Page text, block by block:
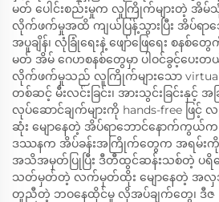
မတ် ပေါင်းစည်းမှုက လူကြိုက်များတဲ့ အိမ်
လိုက်ဖက်မှုအထိ ကျယ်ပြန့်သွားပြီး အိပ်ရာဘ
အပူချိန်၊ လုံခြုံရေးနဲ့ ဖျော်ဖြေရေး စန
မတ် အိမ် ဂေဟစနစ်တွေမှာ ပါဝင်ခွင့်ပေး
လိုက်ဖက်မှုသည် လူကြိုက်များသော virtual
တစ်ဆင့် မီးလင်းခြင်း၊ အားသွင်းခြင်းနှင့် အခ
လုပ်ဆောင်ချက်များကို hands-free ဖြ
ဆုံး မျောနေတဲ့ အိပ်ရာဘောင်နောက်ကွယ်
ဒဿနက အိပ်ခန်းအကြိုက်တွေက အရမ်းကို သီ
အသိအမှတ်ပြုပြီး ဒီတီထွင်ဆန်းသစ်တဲ့ ပရိဘ
သတ်မှတ်တဲ့ လက်မှတ်ထိုး မျောနေတဲ့ အလှအ
တူညီတဲ့ ဘဝနေထိုင်မှု လိုအပ်ချက်တွေ၊ ဒီဇ